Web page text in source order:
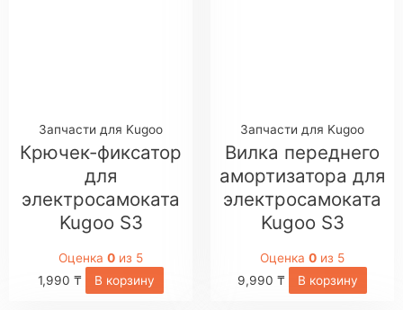
Запчасти для Kugoo
Крючек-фиксатор
для
электросамоката
Kugoo S3
Оценка 0 из 5
1,990 ₸ В корзину
Запчасти для Kugoo
Вилка переднего
амортизатора для
электросамоката
Kugoo S3
Оценка 0 из 5
9,990 ₸ В корзину